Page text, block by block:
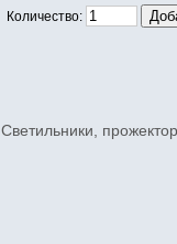
Количество:
Светильники,